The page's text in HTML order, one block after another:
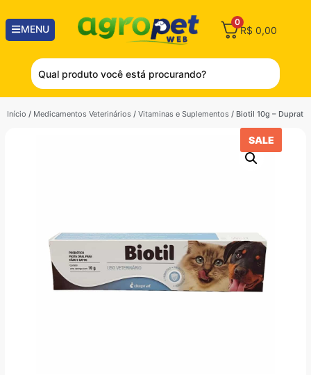
MENU
0
R$ 0,00
Início / Medicamentos Veterinários / Vitaminas e Suplementos / Biotil 10g – Duprat
SALE